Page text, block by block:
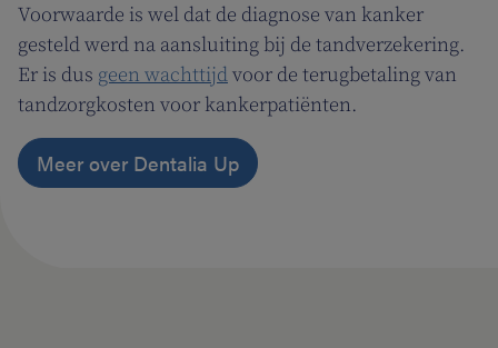
Voorwaarde is wel dat de diagnose van kanker
gesteld werd na aansluiting bij de tandverzekering.
Er is dus geen wachttijdvoor de terugbetaling van
tandzorgkosten voor kankerpatiënten.
Meer over Dentalia Up